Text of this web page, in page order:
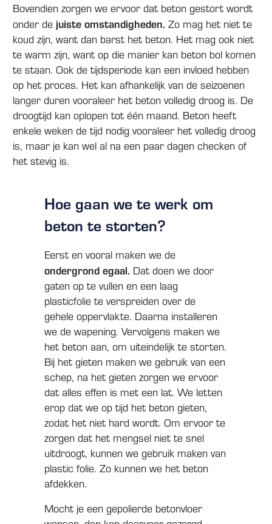
Bovendien zorgen we ervoor dat beton gestort wordt
onder de juiste omstandigheden. Zo mag het niet te
koud zijn, want dan barst het beton. Het mag ook niet
te warm zijn, want op die manier kan beton bol komen
te staan. Ook de tijdsperiode kan een invloed hebben
op het proces. Het kan afhankelijk van de seizoenen
langer duren vooraleer het beton volledig droog is. De
droogtijd kan oplopen tot één maand. Beton heeft
enkele weken de tijd nodig vooraleer het volledig droog
is, maar je kan wel al na een paar dagen checken of
het stevig is.
Hoe gaan we te werk om
beton te storten?
Eerst en vooral maken we de
ondergrond egaal. Dat doen we door
gaten op te vullen en een laag
plasticfolie te verspreiden over de
gehele oppervlakte. Daarna installeren
we de wapening. Vervolgens maken we
het beton aan, om uiteindelijk te storten.
Bij het gieten maken we gebruik van een
schep, na het gieten zorgen we ervoor
dat alles effen is met een lat. We letten
erop dat we op tijd het beton gieten,
zodat het niet hard wordt. Om ervoor te
zorgen dat het mengsel niet te snel
uitdroogt, kunnen we gebruik maken van
plastic folie. Zo kunnen we het beton
afdekken.
Mocht je een gepolierde betonvloer